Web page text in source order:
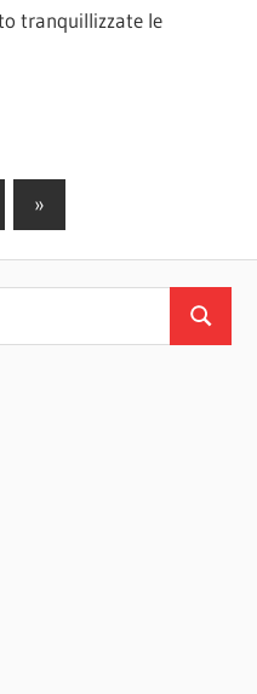
tranquillizzate le
Articoli
successivi
»
Cerca